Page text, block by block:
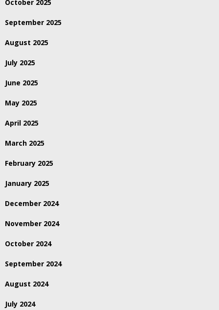
October 2025
September 2025
August 2025
July 2025
June 2025
May 2025
April 2025
March 2025
February 2025
January 2025
December 2024
November 2024
October 2024
September 2024
August 2024
July 2024